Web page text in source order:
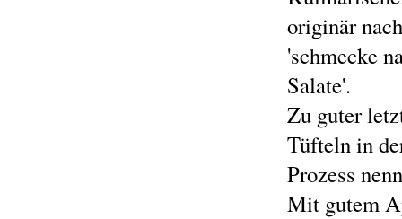
originär
'schmecke
Salate'.
Zu guter
Tüfteln in
Prozess
Mit gutem